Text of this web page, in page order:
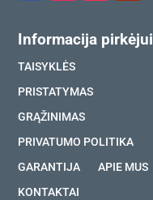
Informacija pirkėjui
TAISYKLĖS
PRISTATYMAS
GRĄŽINIMAS
PRIVATUMO POLITIKA
GARANTIJA
APIE MUS
KONTAKTAI